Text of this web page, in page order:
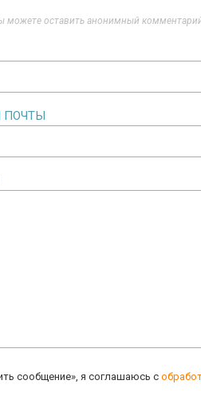
можете оставить анонимный
ПОЧТЫ
сообщение», я соглашаюсь с